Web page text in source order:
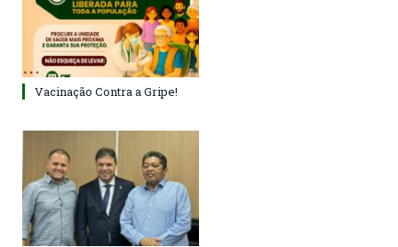
Vacinação Contra a Gripe!